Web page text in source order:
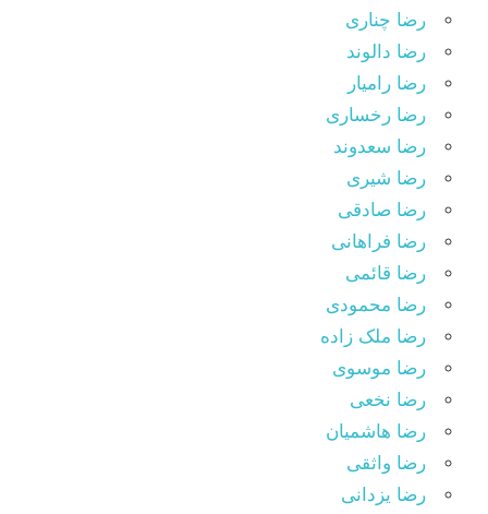
رضا چناری
رضا دالوند
رضا رامیار
رضا رخساری
رضا سعدوند
رضا شیری
رضا صادقی
رضا فراهانی
رضا قائمی
رضا محمودی
رضا ملک زاده
رضا موسوی
رضا نخعی
رضا هاشمیان
رضا واثقی
رضا یزدانی